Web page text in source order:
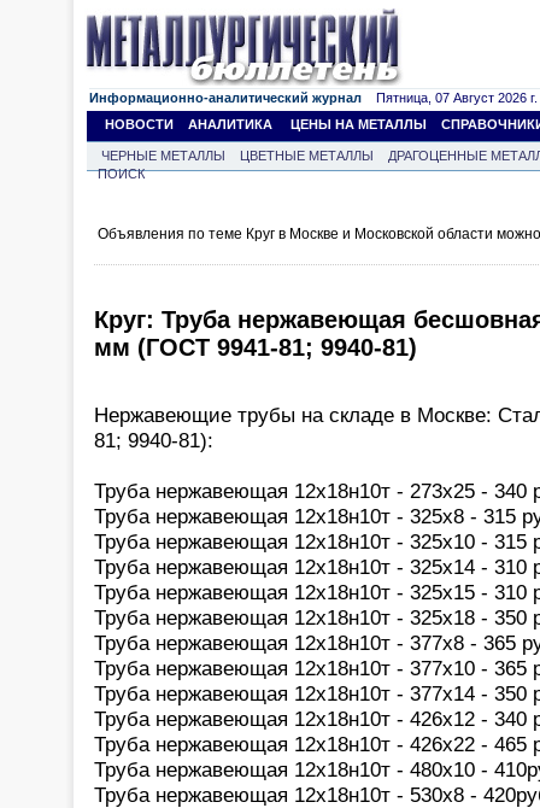
Информационно-аналитический журнал Пятница, 07 Август 2026 г.
НОВОСТИ
АНАЛИТИКА ЦЕНЫ НА МЕТАЛЛЫ
ЧЕРНЫЕ МЕТАЛЛЫ ЦВЕТНЫЕ МЕТАЛЛЫ
ДРАГОЦЕННЫЕ
ПОИСК
Объявления по теме Круг в Москве и Московской области
Круг: Труба нержавеющая
мм (ГОСТ 9941-81; 9940-81)
Нержавеющие трубы на складе в Москве:
81; 9940-81):
Труба нержавеющая 12х18н10т - 273х25 - 340
Труба нержавеющая 12х18н10т - 325х8 - 315
Труба нержавеющая 12х18н10т - 325х10 - 315
Труба нержавеющая 12х18н10т - 325х14 - 310
Труба нержавеющая 12х18н10т - 325х15 - 310
Труба нержавеющая 12х18н10т - 325х18 - 350
Труба нержавеющая 12х18н10т - 377х8 - 365
Труба нержавеющая 12х18н10т - 377х10 - 365
Труба нержавеющая 12х18н10т - 377х14 - 350
Труба нержавеющая 12х18н10т - 426х12 - 340
Труба нержавеющая 12х18н10т - 426х22 - 465
Труба нержавеющая 12х18н10т - 480х10 -
Труба нержавеющая 12х18н10т - 530х8 -